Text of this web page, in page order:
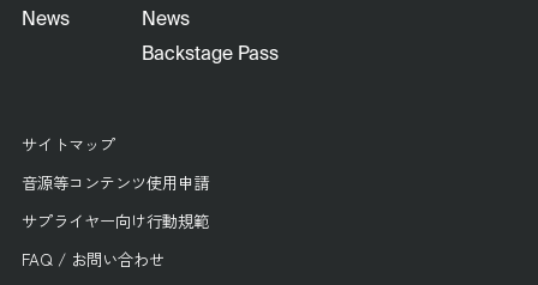
News
News
Backstage Pass
サイトマップ
音源等コンテンツ使用申請
サプライヤー向け行動規範
FAQ / お問い合わせ